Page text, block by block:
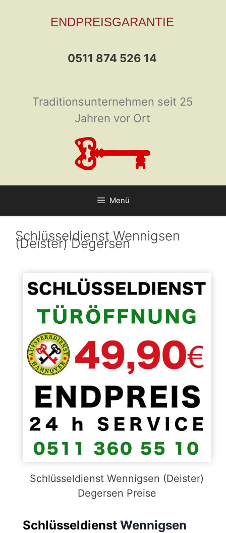
ENDPREISGARANTIE
0511 874 526 14
Traditionsunternehmen seit 25
Jahren vor Ort
Menü
Schlüsseldienst Wennigsen
(Deister) Degersen
Schlüsseldienst Wennigsen (Deister)
Degersen Preise
Schlüsseldienst Wennigsen